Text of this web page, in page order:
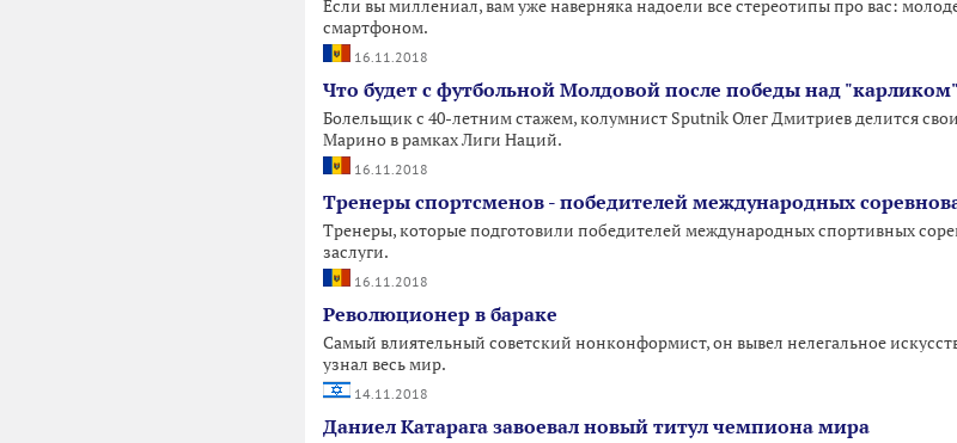
Если вы миллениал, вам уже наверняка надоели все стереотипы про вас:
смартфоном.
16.11.2018
Что будет с футбольной Молдовой после победы над "карликом"
Болельщик с 40-летним стажем, колумнист Sputnik Олег Дмитриев делится
Марино в рамках Лиги Наций.
16.11.2018
Тренеры спортсменов - победителей международных
Тренеры, которые подготовили победителей международных спортивных
заслуги.
16.11.2018
Революционер в бараке
Самый влиятельный советский нонконформист, он вывел нелегальное
узнал весь мир.
14.11.2018
Даниел Катарага завоевал новый титул чемпиона мира